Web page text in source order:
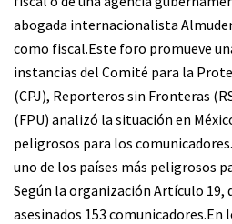
abogada internacionalista
como fiscal.Este foro promueve
instancias del Comité para la
(CPJ), Reporteros sin Fronteras
(FPU) analizó la situación en
peligrosos para los
uno de los países más peligrosos
Según la organización Artículo 19,
asesinados 153 comunicadores.En